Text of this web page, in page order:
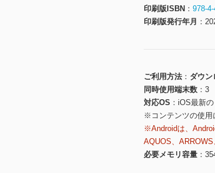
印刷版ISBN
978-
印刷版発行年月
ご利用方法
ダウン
同時使用端末数
3
対応OS
iOS最新
※コンテンツの使用
※Androidは、
AQUOS、
必要メモリ容量